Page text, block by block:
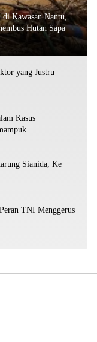
Kawasan Nantu,
Hutan Sapa
yang Justru
Kasus
Sianida, Ke
TNI Menggerus